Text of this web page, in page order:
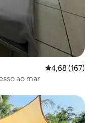
4,68 de uma
4,68 (167)
ao mar